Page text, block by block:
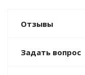
Отзывы
Задать вопрос